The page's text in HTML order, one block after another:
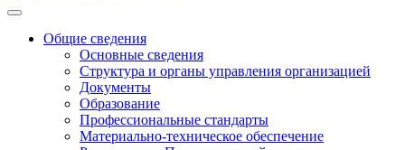
Toggle
navigationОбщие сведения
Основные сведения
Структура и органы управления организацией
Документы
Образование
Профессиональные стандарты
Материально-техническое обеспечение